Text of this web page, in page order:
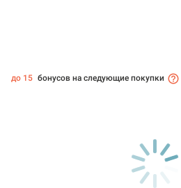
до 15 бонусов на следующие покупки